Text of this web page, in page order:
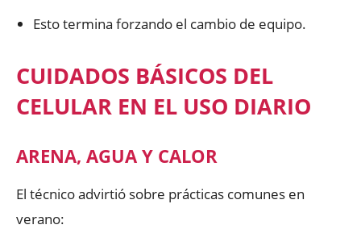
Esto termina forzando el cambio de equipo.
CUIDADOS BÁSICOS DEL
CELULAR EN EL USO DIARIO
ARENA, AGUA Y CALOR
El técnico advirtió sobre prácticas comunes en
verano: